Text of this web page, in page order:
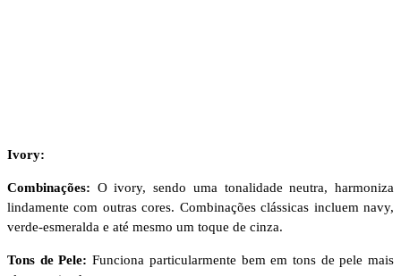
Ivory:
Combinações: O ivory, sendo uma tonalidade neutra, harmoniza
lindamente com outras cores. Combinações clássicas incluem navy,
verde-esmeralda e até mesmo um toque de cinza.
Tons de Pele: Funciona particularmente bem em tons de pele mais